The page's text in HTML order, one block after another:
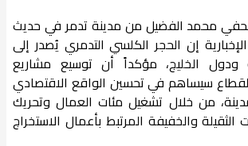
محمد الفضيل من مدينة تدمر في حديث
إن الحجر الكلسي التدمري يُصدر إلى
ودول الخليج، مؤكداً أن توسيع مشاريع
سيساهم في تحسين الواقع الاقتصادي
من خلال تشغيل مئات العمال وتحريك
الثقيلة والخفيفة المرتبط بأعمال الاستخراج